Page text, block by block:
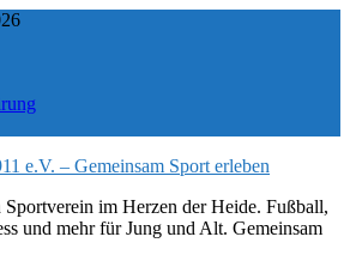
e.V. – Gemeinsam Sport erleben
im Herzen der Heide. Fußball,
und mehr für Jung und Alt. Gemeinsam